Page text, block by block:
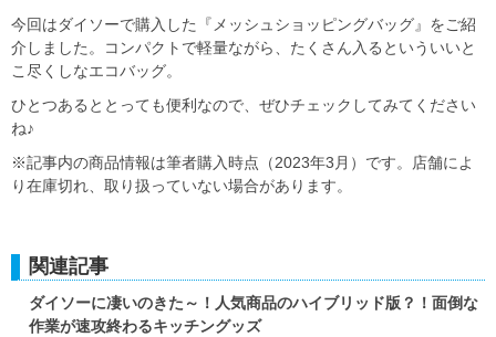
今回はダイソーで購入した『メッシュショッピングバッグ』をご紹
介しました。コンパクトで軽量ながら、たくさん入るといういいと
こ尽くしなエコバッグ。
ひとつあるととっても便利なので、ぜひチェックしてみてください
ね♪
※記事内の商品情報は筆者購入時点（2023年3月）です。店舗によ
り在庫切れ、取り扱っていない場合があります。
関連記事
ダイソーに凄いのきた～！人気商品のハイブリッド版？！面倒な
作業が速攻終わるキッチングッズ